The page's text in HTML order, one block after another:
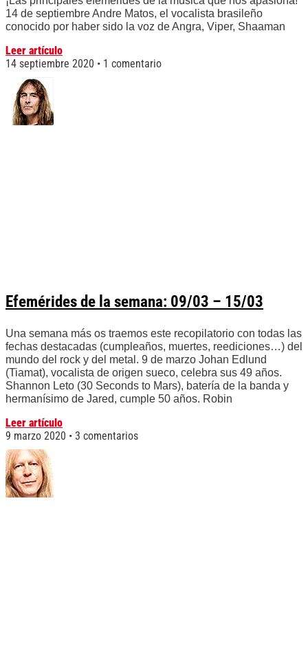
14 de septiembre Andre Matos, el vocalista brasileño
conocido por haber sido la voz de Angra, Viper, Shaaman
Leer artículo
14 septiembre 2020
1 comentario
Efemérides de la semana: 09/03 – 15/03
Una semana más os traemos este recopilatorio con todas las
fechas destacadas (cumpleaños, muertes, reediciones…) del
mundo del rock y del metal. 9 de marzo Johan Edlund
(Tiamat), vocalista de origen sueco, celebra sus 49 años.
Shannon Leto (30 Seconds to Mars), batería de la banda y
hermanísimo de Jared, cumple 50 años. Robin
Leer artículo
9 marzo 2020
3 comentarios